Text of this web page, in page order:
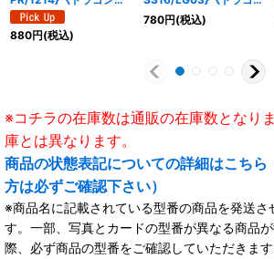
ンパイア》
880円(税込)
エンパイア》
780円(税込)
※コチラの在庫数は通販の在庫数となり
庫とは異なります。
商品の状態表記についての詳細はこちら
方は必ずご確認下さい）
※商品名に記載されている型番の商品を発送さ
す。一部、写真とカードの型番が異なる商品
際、必ず商品の型番をご確認していただきま